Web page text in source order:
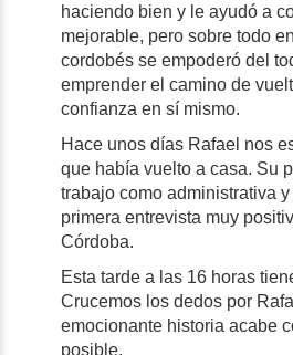
haciendo bien y le ayudó a
mejorable, pero sobre todo
cordobés se empoderó del
emprender el camino de
confianza en sí mismo.
Hace unos días Rafael nos
que había vuelto a casa. Su
trabajo como administrativa
primera entrevista muy
Córdoba.
Esta tarde a las 16 horas
Crucemos los dedos por
emocionante historia acabe
posible.